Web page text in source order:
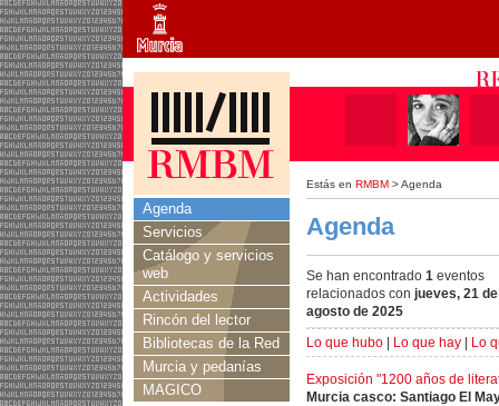
Estás en RMBM > Agenda
Agenda
Servicios
Catálogo y servicios
web
Actividades
Rincón del lector
Bibliotecas de la Red
Murcia y pedanías
MAGICO
Agenda
Se han encontrado 1 eventos
relacionados con jueves, 21 de
agosto de 2025
Lo que hubo
Lo que hay Lo
Exposición "1200 años de
Murcia casco: Santiago El